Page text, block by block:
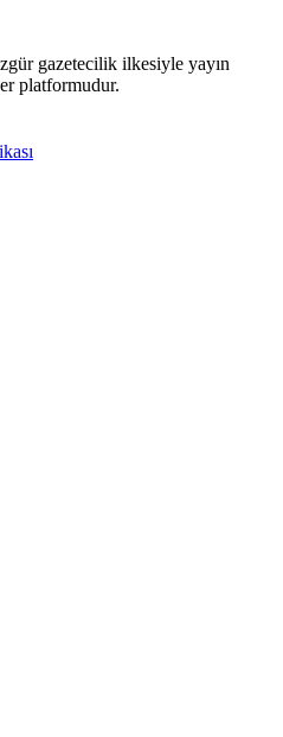
gazetecilik ilkesiyle yayın
platformudur.